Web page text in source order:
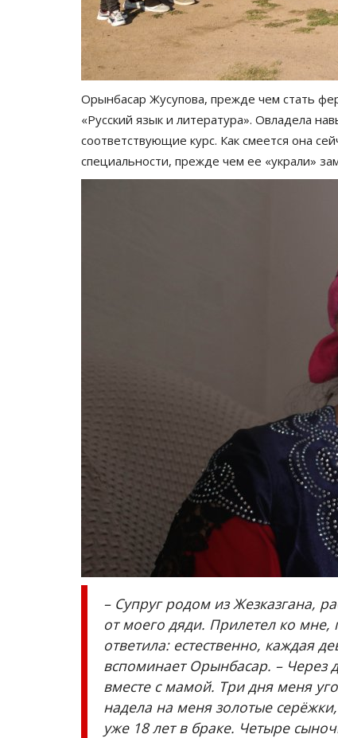
Орынбасар Жусупова, прежде чем стать
«Русский язык и литература». Овладела
соответствующие курс. Как смеется она
специальности, прежде чем ее «украли»
– Супруг родом из Жезказгана,
от моего дяди. Прилетел ко
ответила: естественно, каждая
вспоминает Орынбасар. – Через
вместе с мамой. Три дня меня
надела на меня золотые
уже 18 лет в браке. Четыре
История одного путешествия: страна
голубой глазури, золота...
1 2661
Узбекистан - сердце Центральной Азии.
Авг 3,
Из
на